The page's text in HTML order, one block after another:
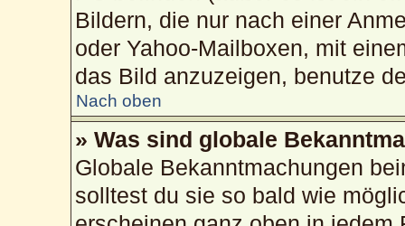
Bildern, die nur nach einer
oder Yahoo-Mailboxen, mit
das Bild anzuzeigen, benutze
Nach oben
» Was sind globale
Globale Bekanntmachungen
solltest du sie so bald wie